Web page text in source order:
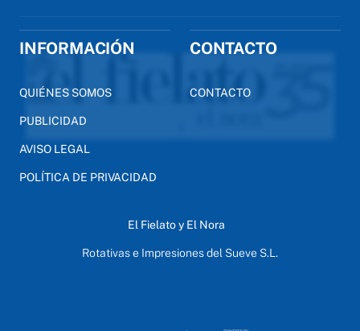
INFORMACIÓN
QUIÉNES SOMOS
PUBLICIDAD
AVISO LEGAL
POLÍTICA DE PRIVACIDAD
CONTACTO
CONTACTO
El Fielato y El Nora
Rotativas e Impresiones del Sueve S.L.